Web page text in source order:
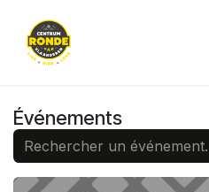
Événements